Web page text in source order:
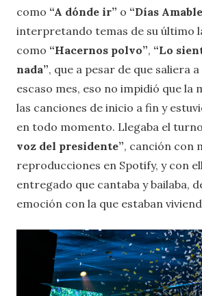
como “A dónde ir” o “Días
interpretando temas de su último
como “Hacernos polvo”, “Lo
nada”, que a pesar de que saliera
escaso mes, eso no impidió que la
las canciones de inicio a fin y
en todo momento. Llegaba el
voz del presidente”, canción con
reproducciones en Spotify, y con
entregado que cantaba y bailaba,
emoción con la que estaban